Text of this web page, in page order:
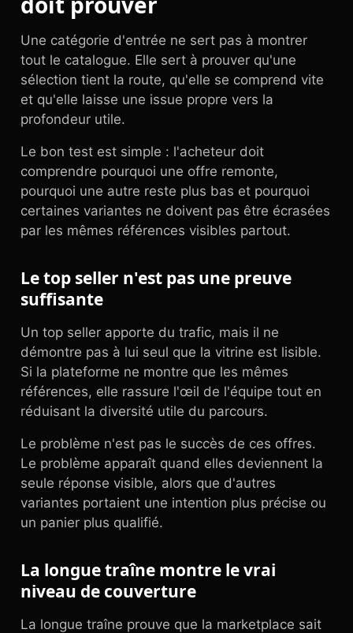
Une catégorie d'entrée ne sert pas à montrer
tout le catalogue. Elle sert à prouver qu'une
sélection tient la route, qu'elle se comprend vite
et qu'elle laisse une issue propre vers la
profondeur utile.
Le bon test est simple : l'acheteur doit
comprendre pourquoi une offre remonte,
pourquoi une autre reste plus bas et pourquoi
certaines variantes ne doivent pas être écrasées
par les mêmes références visibles partout.
Le top seller n'est pas une preuve
suffisante
Un top seller apporte du trafic, mais il ne
démontre pas à lui seul que la vitrine est lisible.
Si la plateforme ne montre que les mêmes
références, elle rassure l'œil de l'équipe tout en
réduisant la diversité utile du parcours.
Le problème n'est pas le succès de ces offres.
Le problème apparaît quand elles deviennent la
seule réponse visible, alors que d'autres
variantes portaient une intention plus précise ou
un panier plus qualifié.
La longue traîne montre le vrai
niveau de couverture
La longue traîne prouve que la marketplace sait